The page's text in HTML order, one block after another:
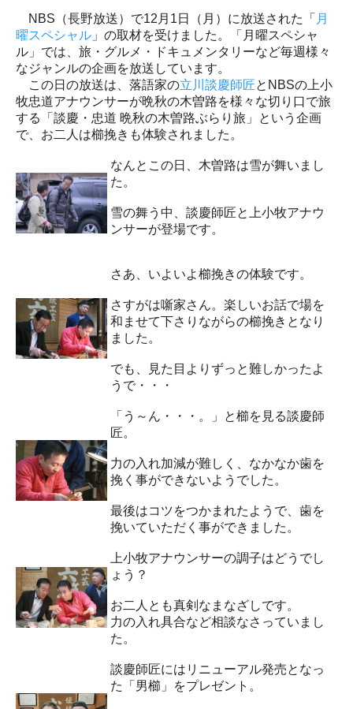
NBS（長野放送）で12月1日（月）に放送された「 月
曜スペシャル 」の取材を受けました。「月曜スペシャ
ル」では、旅・グルメ・ドキュメンタリーなど毎週様々
なジャンルの企画を放送しています。
この日の放送は、落語家の立川談慶師匠とNBSの上小
牧忠道アナウンサーが晩秋の木曽路を様々な切り口で旅
する「談慶・忠道 晩秋の木曽路ぶらり旅」という企画
で、お二人は櫛挽きも体験されました。
なんとこの日、木曽路は雪が舞いまし
た。
雪の舞う中、談慶師匠と上小牧アナウ
ンサーが登場です。
さあ、いよいよ櫛挽きの体験です。
さすがは噺家さん。楽しいお話で場を
和ませて下さりながらの櫛挽きとなり
ました。
でも、見た目よりずっと難しかったよ
うで・・・
「う～ん・・・。」と櫛を見る談慶師
匠。
力の入れ加減が難しく、なかなか歯を
挽く事ができないようでした。
最後はコツをつかまれたようで、歯を
挽いていただく事ができました。
上小牧アナウンサーの調子はどうでし
ょう？
お二人とも真剣なまなざしです。
力の入れ具合など相談なさっていまし
た。
談慶師匠にはリニューアル発売となっ
た「男櫛」をプレゼント。